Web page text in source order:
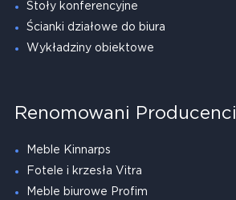
Stoły konferencyjne
Ścianki działowe do biura
Wykładziny obiektowe
Renomowani Producenci
Meble Kinnarps
Fotele i krzesła Vitra
Meble biurowe Profim